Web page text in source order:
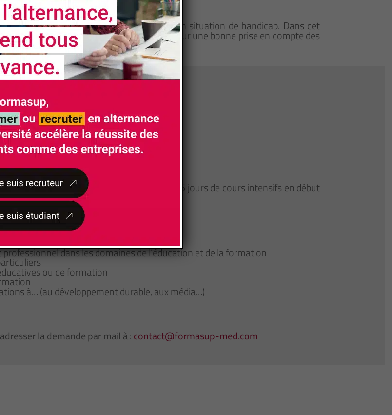
soient accessibles aux personnes en situation de handicap. Dans cet
fera l'objet d'un examen personnalisé pour une bonne prise en compte des
d'alternance
de formation / 1 semaine de stage ( 15 jours de cours intensifs en début
dans les domaines de l’éducation et de la formation
ou de formation
à… (au développement durable, aux média…)
la demande par mail à :contact@formasup-med.com